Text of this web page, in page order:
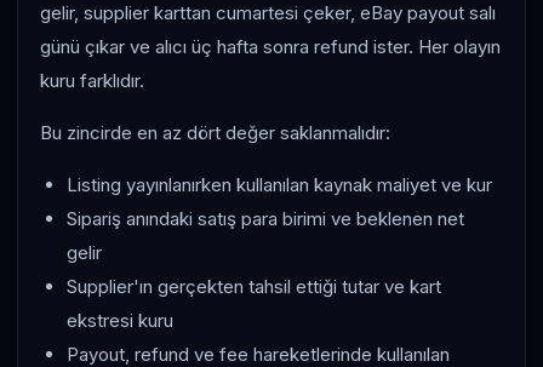
gelir, supplier karttan cumartesi çeker, eBay payout salı
günü çıkar ve alıcı üç hafta sonra refund ister. Her olayın
kuru farklıdır.
Bu zincirde en az dört değer saklanmalıdır:
Listing yayınlanırken kullanılan kaynak maliyet ve kur
Sipariş anındaki satış para birimi ve beklenen net
gelir
Supplier'ın gerçekten tahsil ettiği tutar ve kart
ekstresi kuru
Payout, refund ve fee hareketlerinde kullanılan